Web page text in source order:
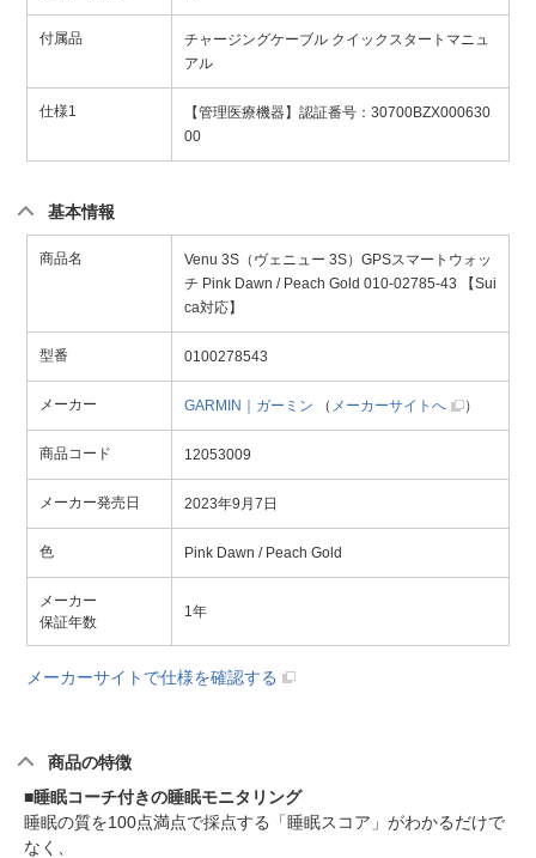
付属品
チャージングケーブル クイックスタートマニュ
アル
仕様1
【管理医療機器】認証番号：30700BZX000630
00
基本情報
商品名
Venu 3S（ヴェニュー 3S）GPSスマートウォッ
チ Pink Dawn / Peach Gold 010-02785-43 【Sui
ca対応】
型番 0100278543
メーカー GARMIN｜ガーミン （ メーカーサイトへ ）
商品コード 12053009
メーカー発売日 2023年9月7日
色 Pink Dawn / Peach Gold
メーカー
保証年数
1年
メーカーサイトで仕様を確認する
商品の特徴
■睡眠コーチ付きの睡眠モニタリング
睡眠の質を100点満点で採点する「睡眠スコア」がわかるだけで
なく、